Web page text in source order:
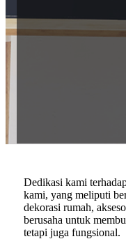
Dedikasi kami
kami, yang meliputi
dekorasi rumah,
berusaha untuk
tetapi juga fungsional.